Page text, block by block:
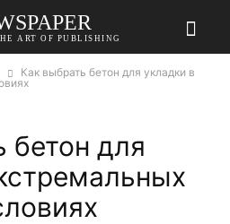
ART OF PUBLISHING
Как выбрать бетон для укладки в
бетон для